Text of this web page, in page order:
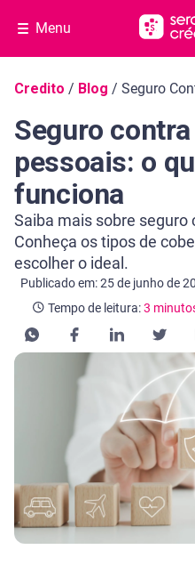
Menu
Navegação do blog
Credito / Blog / Seguro
Seguro
pessoais: o
funciona
Saiba mais sobre
Conheça os tipos de
escolher o ideal.
Publicado em: 25 de junho de
Categoria Crédito
Tempo de leitura:3
Tempo de leitura: 3 minutos